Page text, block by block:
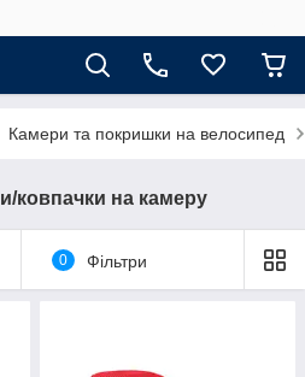
Камери та покришки на велосипед
ковпачки на камеру
0 Фільтри